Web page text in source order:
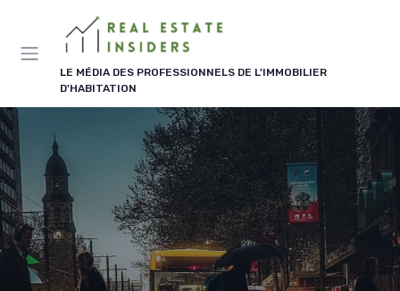
LE MÉDIA DES PROFESSIONNELS DE L'IMMOBILIER
D'HABITATION